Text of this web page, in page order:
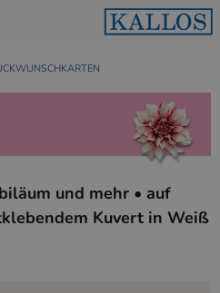
und mehr • auf
Kuvert in Weiß